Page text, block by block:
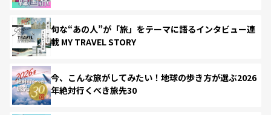
旬な“あの人”が「旅」をテーマに語るインタビュー連
載 MY TRAVEL STORY
今、こんな旅がしてみたい！地球の歩き方が選ぶ2026
年絶対行くべき旅先30